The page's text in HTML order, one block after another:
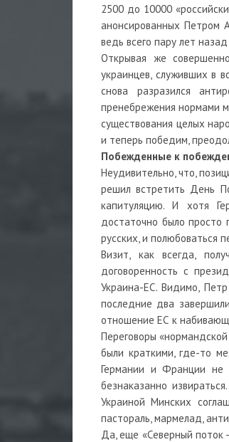
2500 до 10000
анонсированных Петром
ведь всего пару лет
Открывая же
украинцев, служивших в
снова разразился
пренебрежения нормами
существования целых
и теперь победим,
Побежденные к
Неудивительно, что,
решил встретить День
капитуляцию. И хотя
достаточно было просто
русских, и полюбоваться
Визит, как всегда,
договоренность с
Украина-ЕС. Видимо,
последние два
отношение ЕС к
Переговоры
были краткими, где-то
Германии и Франции не
безнаказанно
Украиной Минских
пастораль, мармелад,
Да, еще «Северный поток